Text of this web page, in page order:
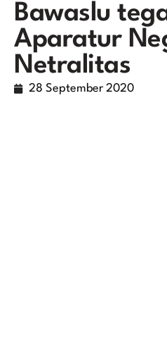
Bawaslu
Aparatur
Netralitas
28 September 2020